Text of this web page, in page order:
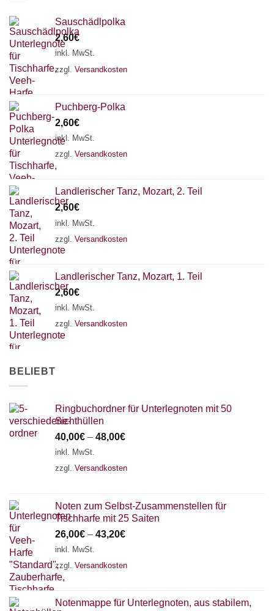
Sauschädlpolka
2,60€
inkl. MwSt.
zzgl. Versandkosten
Puchberg-Polka
2,60€
inkl. MwSt.
zzgl. Versandkosten
Landlerischer Tanz, Mozart, 2. Teil
2,60€
inkl. MwSt.
zzgl. Versandkosten
Landlerischer Tanz, Mozart, 1. Teil
2,60€
inkl. MwSt.
zzgl. Versandkosten
BELIEBT
Ringbuchordner für Unterlegnoten mit 50
Sichthüllen
40,00€ – 48,00€
inkl. MwSt.
zzgl. Versandkosten
Noten zum Selbst-Zusammenstellen für
Tischharfe mit 25 Saiten
26,00€ – 43,20€
inkl. MwSt.
zzgl. Versandkosten
Notenmappe für Unterlegnoten, aus stabilem,
Chat Support
18 SAITEN 21 SAITEN